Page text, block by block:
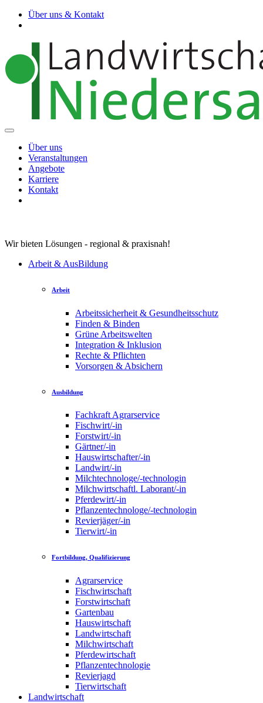
Über uns & Kontakt
Über uns
Veranstaltungen
Angebote
Karriere
Kontakt
Wir bieten Lösungen - regional & praxisnah!
Arbeit & AusBildung
Arbeit
Arbeitssicherheit & Gesundheitsschutz
Finden & Binden
Grüne Arbeitswelten
Integration & Inklusion
Rechte & Pflichten
Vorsorgen & Absichern
Ausbildung
Fachkraft Agrarservice
Fischwirt/-in
Forstwirt/-in
Gärtner/-in
Hauswirtschafter/-in
Landwirt/-in
Milchtechnologe/-technologin
Milchwirtschaftl. Laborant/-in
Pferdewirt/-in
Pflanzentechnologe/-technologin
Revierjäger/-in
Tierwirt/-in
Fortbildung, Qualifizierung
Agrarservice
Fischwirtschaft
Forstwirtschaft
Gartenbau
Hauswirtschaft
Landwirtschaft
Milchwirtschaft
Pferdewirtschaft
Pflanzentechnologie
Revierjagd
Tierwirtschaft
Landwirtschaft